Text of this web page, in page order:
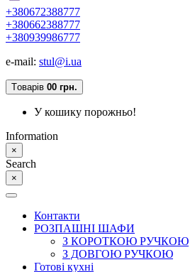
+380672388777
+380662388777
+380939986777
e-mail: stul@i.ua
Tоварів 00 грн.
У кошику порожньо!
Information
×
Search
×
Контакти
РОЗПАШНІ ШАФИ
З КОРОТКОЮ РУЧКОЮ
З ДОВГОЮ РУЧКОЮ
Готові кухні